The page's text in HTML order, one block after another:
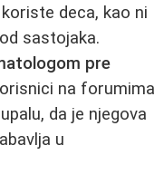
deca, kao ni
sastojaka.
pre
na forumima
da je njegova
u